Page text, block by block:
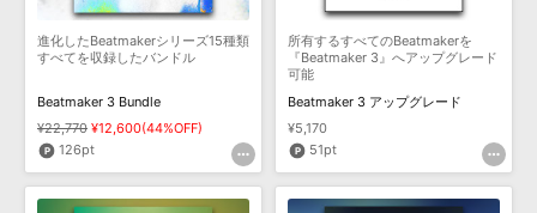
進化したBeatmakerシリーズ15種類
すべてを収録したバンドル
Beatmaker 3 Bundle
¥22,770 ¥12,600(44%OFF)
126pt
所有するすべてのBeatmakerを
『Beatmaker 3』へアップグレード
可能
Beatmaker 3 アップグレード
¥5,170
51pt